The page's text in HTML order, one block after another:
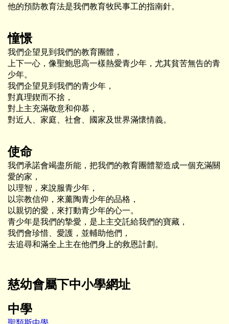
他的預防教育法是我們教育牧民事工的指南針。
憧憬
我們企望見到我們的教育團體，
上下一心，像聖鮑思高一樣熱愛青少年，尤其貧苦無告的青
少年。
我們企望見到我們的青少年，
對真理鍥而不捨，
對上主充滿敬意和仰慕，
對近人、家庭、社會、國家及世界滿懷情義。
使命
我們承諾會竭盡所能，把我們的教育團體塑造成一個充滿關
愛的家，
以理智，來說服青少年，
以宗教信仰，來薰陶青少年的品格，
以親切的愛，來打動青少年的心一。
青少年是我們的摯愛，是上主交託給我們的寶藏，
我們會珍惜、愛護，並輔助他們，
去追尋和滿全上主在他們身上的救恩計劃。
慈幼會屬下中小學網址
中學